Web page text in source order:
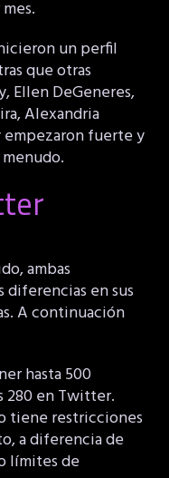
un perfil
que otras
Ellen DeGeneres,
Alexandria
empezaron fuerte y
ambas
en sus
A continuación
hasta 500
280 en Twitter.
tiene restricciones
a diferencia de
límites de